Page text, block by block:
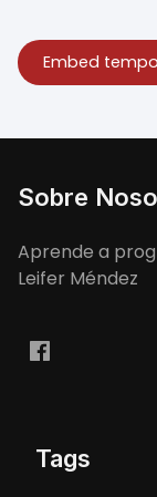
Sobre
Aprende a
Leifer Méndez
Tags